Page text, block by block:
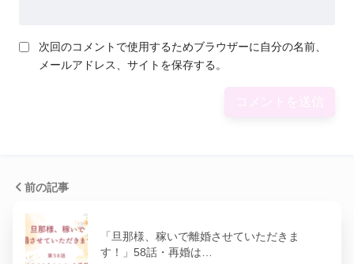
次回のコメントで使用するためブラウザーに自分の名前、
メールアドレス、サイトを保存する。
前の記事
「旦那様、稼いで離婚させていただきま
す！」58話・再婚は…